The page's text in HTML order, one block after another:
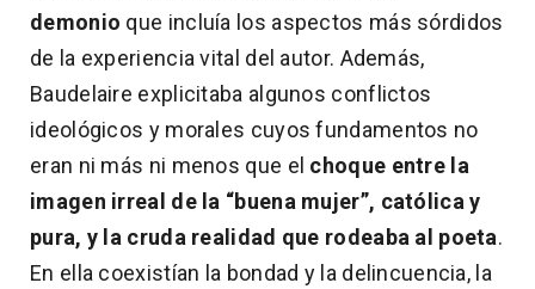
demonio que incluía los aspectos más sórdidos
de la experiencia vital del autor. Además,
Baudelaire explicitaba algunos conflictos
ideológicos y morales cuyos fundamentos no
eran ni más ni menos que el choque entre la
imagen irreal de la “buena mujer”, católica y
pura, y la cruda realidad que rodeaba al poeta.
En ella coexistían la bondad y la delincuencia, la